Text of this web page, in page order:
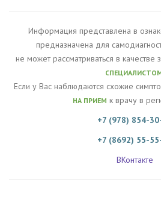
Информация представлена в
предназначена для
не может рассматриваться в качестве
Если у Вас наблюдаются схожие
НА ПРИЕМ к врачу в
+7 (978) 854-
+7 (8692) 55-
ВКонтакте